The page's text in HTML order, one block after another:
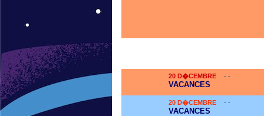
20 D�CEMBRE - -
VACANCES
20 D�CEMBRE - -
VACANCES